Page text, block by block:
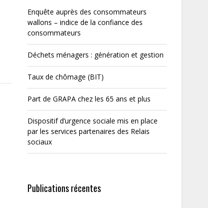
Enquête auprès des consommateurs
wallons – indice de la confiance des
consommateurs
Déchets ménagers : génération et gestion
Taux de chômage (BIT)
Part de GRAPA chez les 65 ans et plus
Dispositif d’urgence sociale mis en place
par les services partenaires des Relais
sociaux
Publications récentes